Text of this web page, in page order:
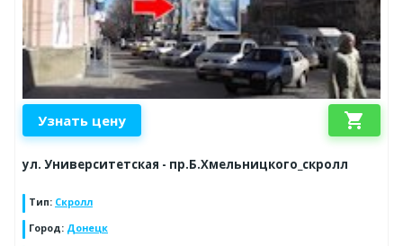
Узнать цену shopping_cart
ул. Университетская - пр.Б.Хмельницкого_скролл
Тип: Скролл
Город: Донецк